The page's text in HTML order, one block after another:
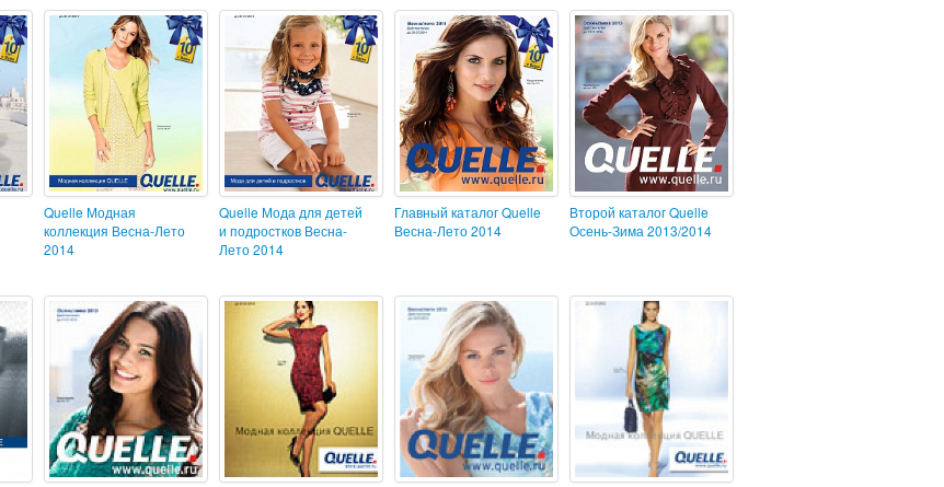
Quelle Модная
коллекция Весна-Лето
2014
Quelle Мода для детей
и подростков Весна-
Лето 2014
Главный каталог Quelle
Весна-Лето 2014
Второй каталог Quelle
Осень-Зима 2013/2014